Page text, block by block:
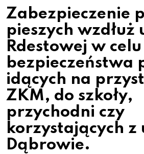
Zabezpieczenie
pieszych wzdłuż
Rdestowej w
bezpieczeństwa
idących na
ZKM, do szkoły,
przychodni czy
korzystających z
Dąbrowie.